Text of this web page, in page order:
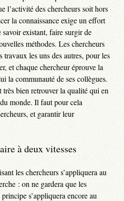
l’activité des chercheurs soit hors
la connaissance exige un effort
savoir existant, faire surgir de
méthodes. Les chercheurs
travaux les uns des autres, pour les
et chaque chercheur éprouve la
la communauté de ses collègues.
très bien retrouver la qualité qui en
monde. Il faut pour cela
et garantir leur
à deux vitesses
les chercheurs s’appliquera au
: on ne gardera que les
s’appliquera encore au